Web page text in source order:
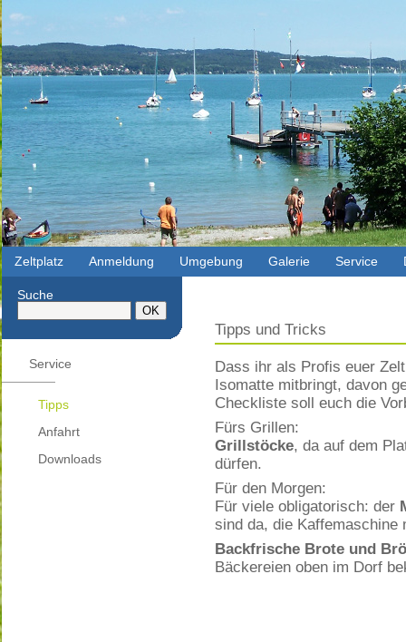
Suche
Service
Tipps
Anfahrt
Downloads
Tipps und Tricks
Dass ihr als Profis euer
Isomatte mitbringt, davon
Checkliste soll euch die
Fürs Grillen:
Grillstöcke, da auf dem
dürfen.
Für den Morgen:
Für viele obligatorisch: der
sind da, die
Backfrische Brote und
Bäckereien oben im Dorf
Zeltplatz Anmeldung Umgebung Galerie Service